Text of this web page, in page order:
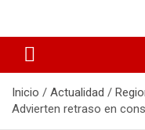
Inicio Actualidad
Advierten retraso en